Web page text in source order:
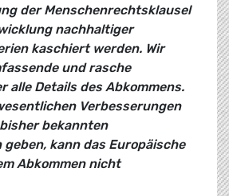
der Menschenrechtsklausel
nachhaltiger
kaschiert werden. Wir
und rasche
alle Details des Abkommens.
Verbesserungen
bekannten
geben, kann das Europäische
Abkommen nicht